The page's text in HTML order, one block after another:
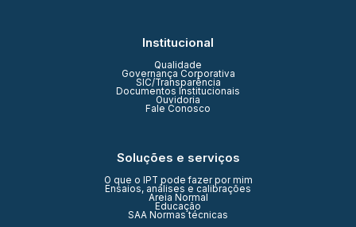
Institucional
Qualidade
Governança Corporativa
SIC/Transparência
Documentos Institucionais
Ouvidoria
Fale Conosco
Soluções e serviços
O que o IPT pode fazer por mim
Ensaios, análises e calibrações
Areia Normal
Educação
SAA Normas técnicas